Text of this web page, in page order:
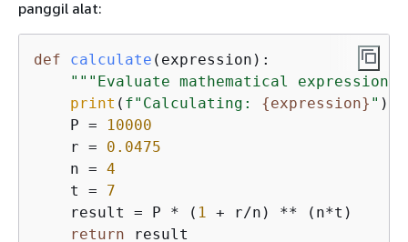
panggil alat:
def calculate ( expression ):
"""Evaluate mathematical
print ( f"Calculating: {expression} " )
    P =
10000
    r =
0.0475
    n =
4
    t =
7
    result = P * (
1 + r/n) ** (n*t)
return result